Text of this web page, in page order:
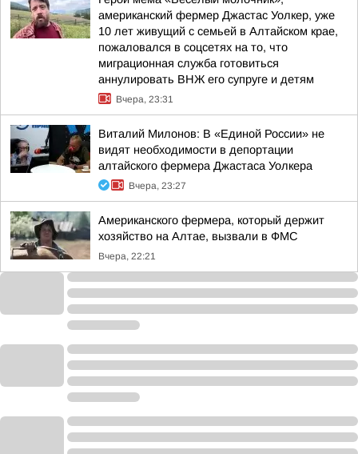
американский фермер Джастас Уолкер, уже
10 лет живущий с семьей в Алтайском крае,
пожаловался в соцсетях на то, что
миграционная служба готовиться
аннулировать ВНЖ его супруге и детям
Вчера, 23:31
Виталий Милонов: В «Единой России» не
видят необходимости в депортации
алтайского фермера Джастаса Уолкера
Вчера, 23:27
Американского фермера, который держит
хозяйство на Алтае, вызвали в ФМС
Вчера, 22:21